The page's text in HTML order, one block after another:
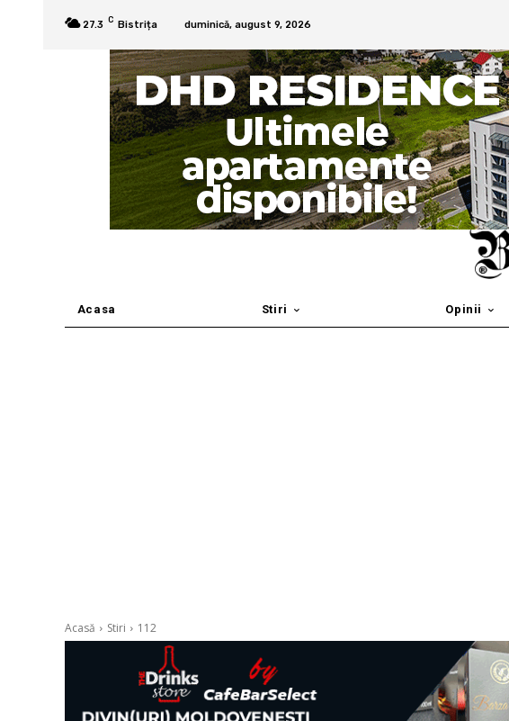
27.3 C Bistrița duminică, august 9, 2026
Acasa Stiri Opinii
Acasă Stiri 112